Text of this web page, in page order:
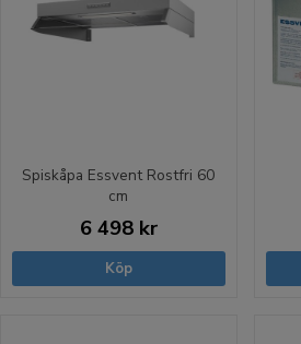
Spiskåpa Essvent Rostfri 60
cm
6 498 kr
Köp